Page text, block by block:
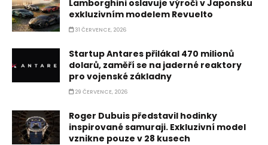
Lamborghini oslavuje výročí v Japonsku
exkluzivním modelem Revuelto
31 ČERVENCE, 2026
Startup Antares přilákal 470 milionů
dolarů, zaměří se na jaderné reaktory
pro vojenské základny
29 ČERVENCE, 2026
Roger Dubuis představil hodinky
inspirované samuraji. Exkluzivní model
vznikne pouze v 28 kusech